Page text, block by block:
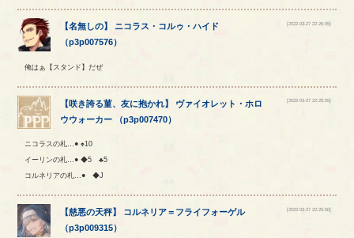
【名無しの】 ニコラス ・ コルゥ ・ハイド
（p3p007576）
[2022-03-27 22:26:05]
俺はぁ【スタンド】だぜ
【咲き誇る菫、友に抱かれ】 ヴァイオレット ・ホロ
ウウォーカー （p3p007470）
[2022-03-27 22:25:55]
ニコラスの札…● ♠10
イーリンの札…● ◆5 ♣5
コルネリアの札…● ◆J
【慈悪の天秤】 コルネリア＝ フライフォーゲル
（p3p009315）
[2022-03-27 22:25:50]